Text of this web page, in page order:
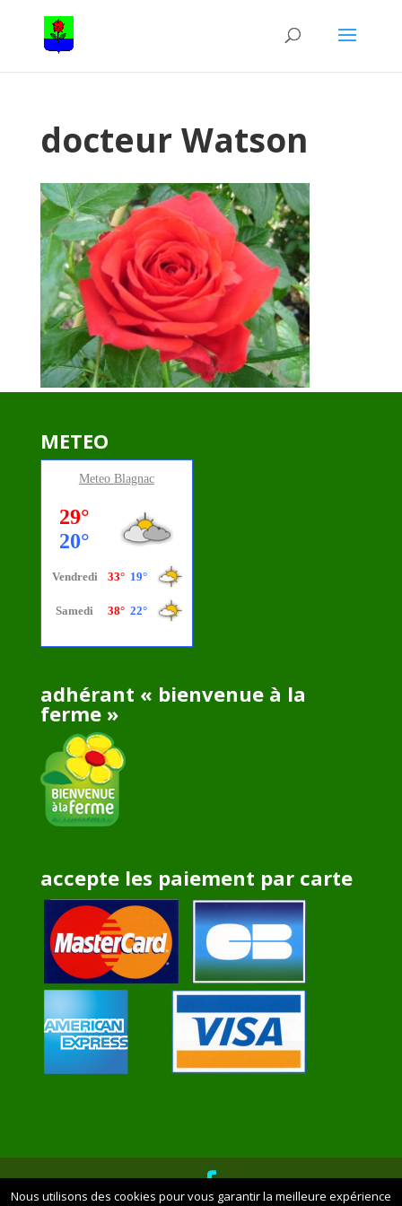
docteur Watson
METEO
Meteo Blagnac
adhérant « bienvenue à la
ferme »
accepte les paiement par carte
Nous utilisons des cookies pour vous garantir la meilleure expérience